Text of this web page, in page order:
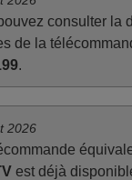
moyennant
cet achat. Cette
consulter la
de la
.
2026
est déjà